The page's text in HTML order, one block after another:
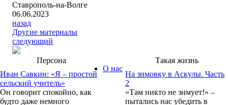
Ставрополь-на-Волге
06.06.2023
назад
Другие материалы
следующий
Персона
Иван Савкин: «Я – простой
сельский учитель»
Он говорит спокойно, как
будто даже немного
Такая жизнь
На зимовку в Аскулы. Часть
2
«Там никто не зимует!» –
пытались нас убедить в
О нас